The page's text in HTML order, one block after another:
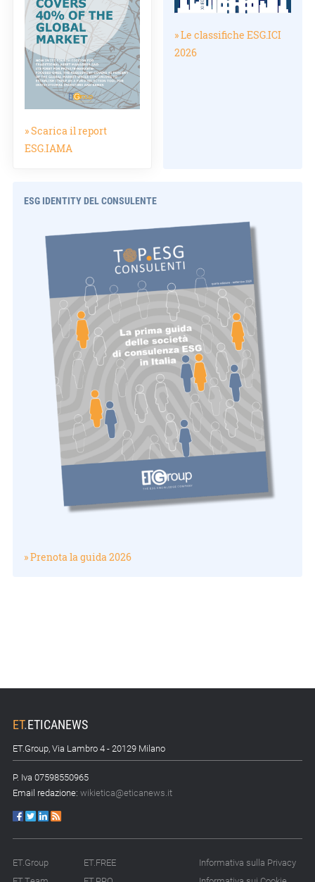
» Scarica il report
ESG.IAMA
» Le classifiche ESG.ICI
2026
ESG IDENTITY DEL CONSULENTE
» Prenota la guida 2026
ET.ETICANEWS
ET.Group, Via Lambro 4 - 20129 Milano
P. Iva 07598550965
Email redazione: wikietica@eticanews.it
ET.Group
ET.FREE
Informativa sulla Privacy